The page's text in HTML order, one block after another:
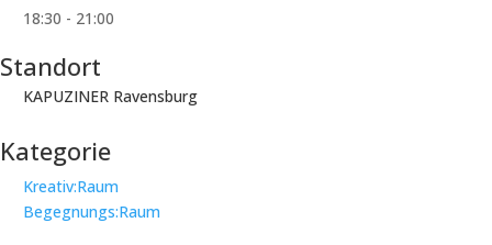
18:30 - 21:00
Standort
KAPUZINER Ravensburg
Kategorie
Kreativ:Raum
Begegnungs:Raum